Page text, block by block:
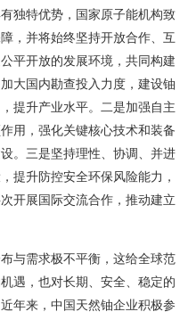
独特优势，国家原子能机构致
，并将始终坚持开放合作、互
平开放的发展环境，共同构建
大国内勘查投入力度，建设铀
提升产业水平。二是加强自主
用，强化关键核心技术和装备
。三是坚持理性、协调、并进
提升防控安全环保风险能力，
开展国际交流合作，推动建立
需求极不平衡，这给全球范
遇，也对长期、安全、稳定的
年来，中国天然铀企业积极参